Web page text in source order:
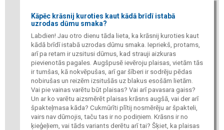
Kāpēc krāsnij kuroties kaut kādā brīdī istabā
uzrodas dūmu smaka?
Labdien! Jau otro dienu tāda lieta, ka krāsnij kuroties kaut
kādā brīdī istabā uzrodas dūmu smaka. Iepriekš, protams,
arī pa retam ir uzsitusi dūmus, kad strauji aizkuras
pievienotās pagales. Augšpusē ievēroju plaisas, vietām tās
ir tumšas, kā nokvēpušas, arī gar šīberi ir sodrēju pēdas
nobirušas un reizēm izsitušās uz blakus esošām lietām.
Vai pie vainas varētu būt plaisas? Vai arī pavasara gaiss?
Un ar ko varētu aizsmērēt plaisas krāsns augšā, vai der arī
špakteļmasa kāda? Cukmūrīti plītij nosmērēju ar špakteli,
vairs nav dūmojis, taču tas ir no podiņiem. Krāsns ir no
ķieģeļiem, vai tāds variants derētu arī tai? Šķiet, ka plaisas